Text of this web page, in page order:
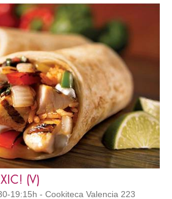
(V)
19:15h - Cookiteca Valencia 223